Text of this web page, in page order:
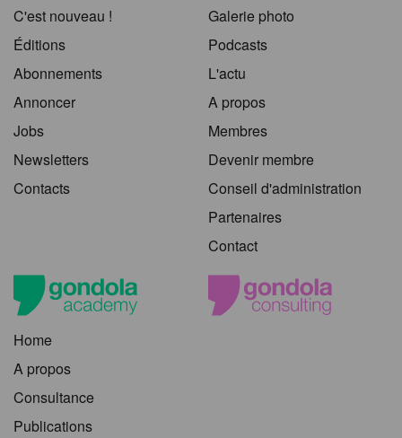
C'est nouveau !
Éditions
Abonnements
Annoncer
Jobs
Newsletters
Contacts
Galerie photo
Podcasts
L'actu
A propos
Membres
Devenir membre
Conseil d'administration
Partenaires
Contact
Home
A propos
Consultance
Publications